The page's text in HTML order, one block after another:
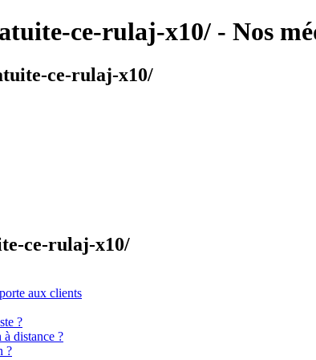
ce-rulaj-x10/ - Nos
ce-rulaj-x10/
ce-rulaj-x10/
aux clients
?
distance ?
?